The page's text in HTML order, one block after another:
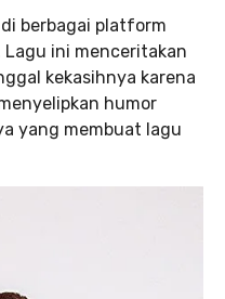
berbagai platform
Lagu ini menceritakan
kekasihnya karena
humor
yang membuat lagu